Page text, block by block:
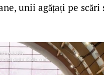
unii agățați pe scări